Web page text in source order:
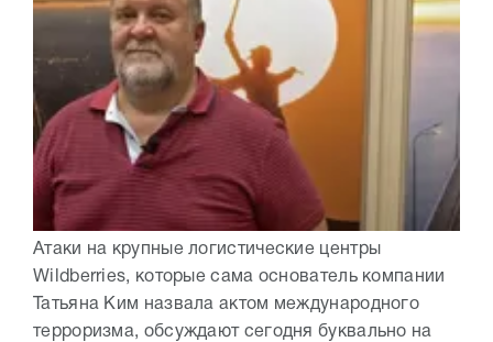
Атаки на крупные логистические центры
Wildberries, которые сама основатель компании
Татьяна Ким назвала актом международного
терроризма, обсуждают сегодня буквально на